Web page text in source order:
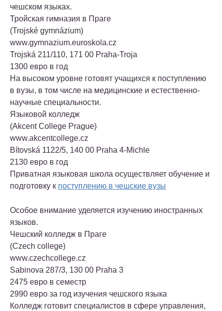
чешском языках.
Тройская гимназия в Праге
(Trojské gymnázium)
www.gymnazium.euroskola.cz
Trojská 211/110, 171 00 Praha-Troja
1300 евро в год
На высоком уровне готовят учащихся к поступлению
в вузы, в том числе на медицинские и естественно-
научные специальности.
Языковой колледж
(Akcent College Prague)
www.akcentcollege.cz
Bítovská 1122/5, 140 00 Praha 4-Michle
2130 евро в год
Приватная языковая школа осуществляет обучение и
подготовку к поступлению в чешские вузы
Особое внимание уделяется изучению иностранных
языков.
Чешский колледж в Праге
(Czech college)
www.czechcollege.cz
Sabinova 287/3, 130 00 Praha 3
2475 евро в семестр
2990 евро за год изучения чешского языка
Колледж готовит специалистов в сфере управления,